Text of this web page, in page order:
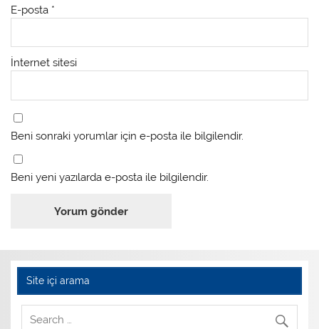
E-posta *
İnternet sitesi
Beni sonraki yorumlar için e-posta ile bilgilendir.
Beni yeni yazılarda e-posta ile bilgilendir.
Site içi arama